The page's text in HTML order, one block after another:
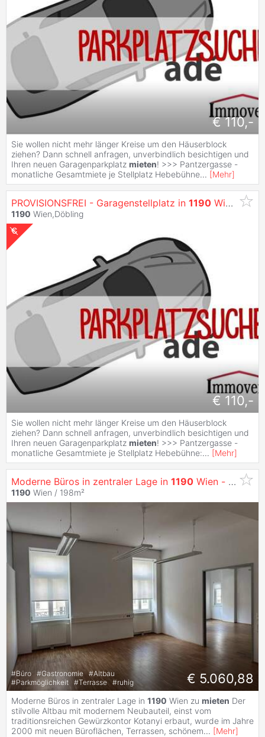
€ 110,-
Sie wollen nicht mehr länger Kreise um den Häuserblock
ziehen? Dann schnell anfragen, unverbindlich besichtigen und
Ihren neuen Garagenparkplatz mieten! >>> Pantzergasse -
monatliche Gesamtmiete je Stellplatz Hebebühne... [Mehr]
PROVISIONSFREI - Garagenstellplatz in 1190 Wien!
1190 Wien,Döbling
€ 110,-
Sie wollen nicht mehr länger Kreise um den Häuserblock
ziehen? Dann schnell anfragen, unverbindlich besichtigen und
Ihren neuen Garagenparkplatz mieten! >>> Pantzergasse -
monatliche Gesamtmiete je Stellplatz Hebebühne:... [Mehr]
Moderne Büros in zentraler Lage in 1190 Wien - zu
1190 Wien / 198m²
#Büro #Gastronomie #Altbau
#Parkmöglichkeit #Terrasse #ruhig € 5.060,88
Moderne Büros in zentraler Lage in 1190 Wien zu mieten Der
stilvolle Altbau mit modernem Neubauteil, einst vom
traditionsreichen Gewürzkontor Kotanyi erbaut, wurde im Jahre
2000 mit neuen Büroflächen, Terrassen, schönem... [Mehr]